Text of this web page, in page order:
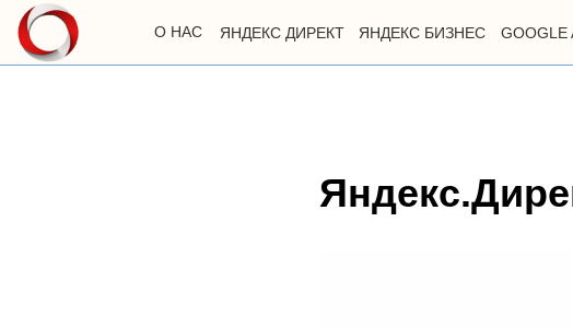
О НАС ЯНДЕКС ДИРЕКТ GOOGLE
ЯНДЕКС БИЗНЕС